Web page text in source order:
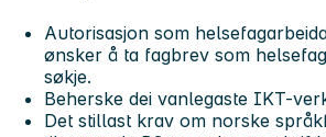
Autorisasjon som
ønsker å ta fagbrev som
søkje.
Beherske dei vanlegaste IKT-
Det stillast krav om norske